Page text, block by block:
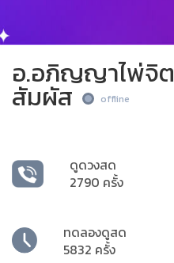
อ.อภิญญาไพ่จิต
สัมผัส offline
ดูดวงสด
2790 ครั้ง
ทดลองดูสด
5832 ครั้ง